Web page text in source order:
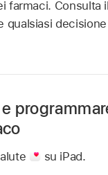
farmaci. Consulta
qualsiasi
su iPad.